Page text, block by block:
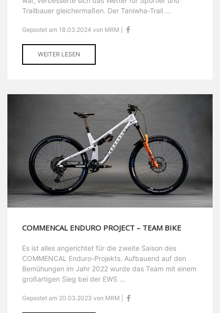
Trailbauer gleichermaßen. Der Taniwha-Trail ...
Gepostet am 18.03.2024 von MRM |
WEITER LESEN
COMMENCAL ENDURO PROJECT – TEAM BIKE
Es ist alles angerichtet für die zweite Saison des
COMMENCAL Enduro-Projekts. Aufbauend auf den
Bemühungen im Jahr 2022 wurde das Team mit einem
großartigen Sieg bei der EWS ...
Gepostet am 20.03.2023 von MRM |